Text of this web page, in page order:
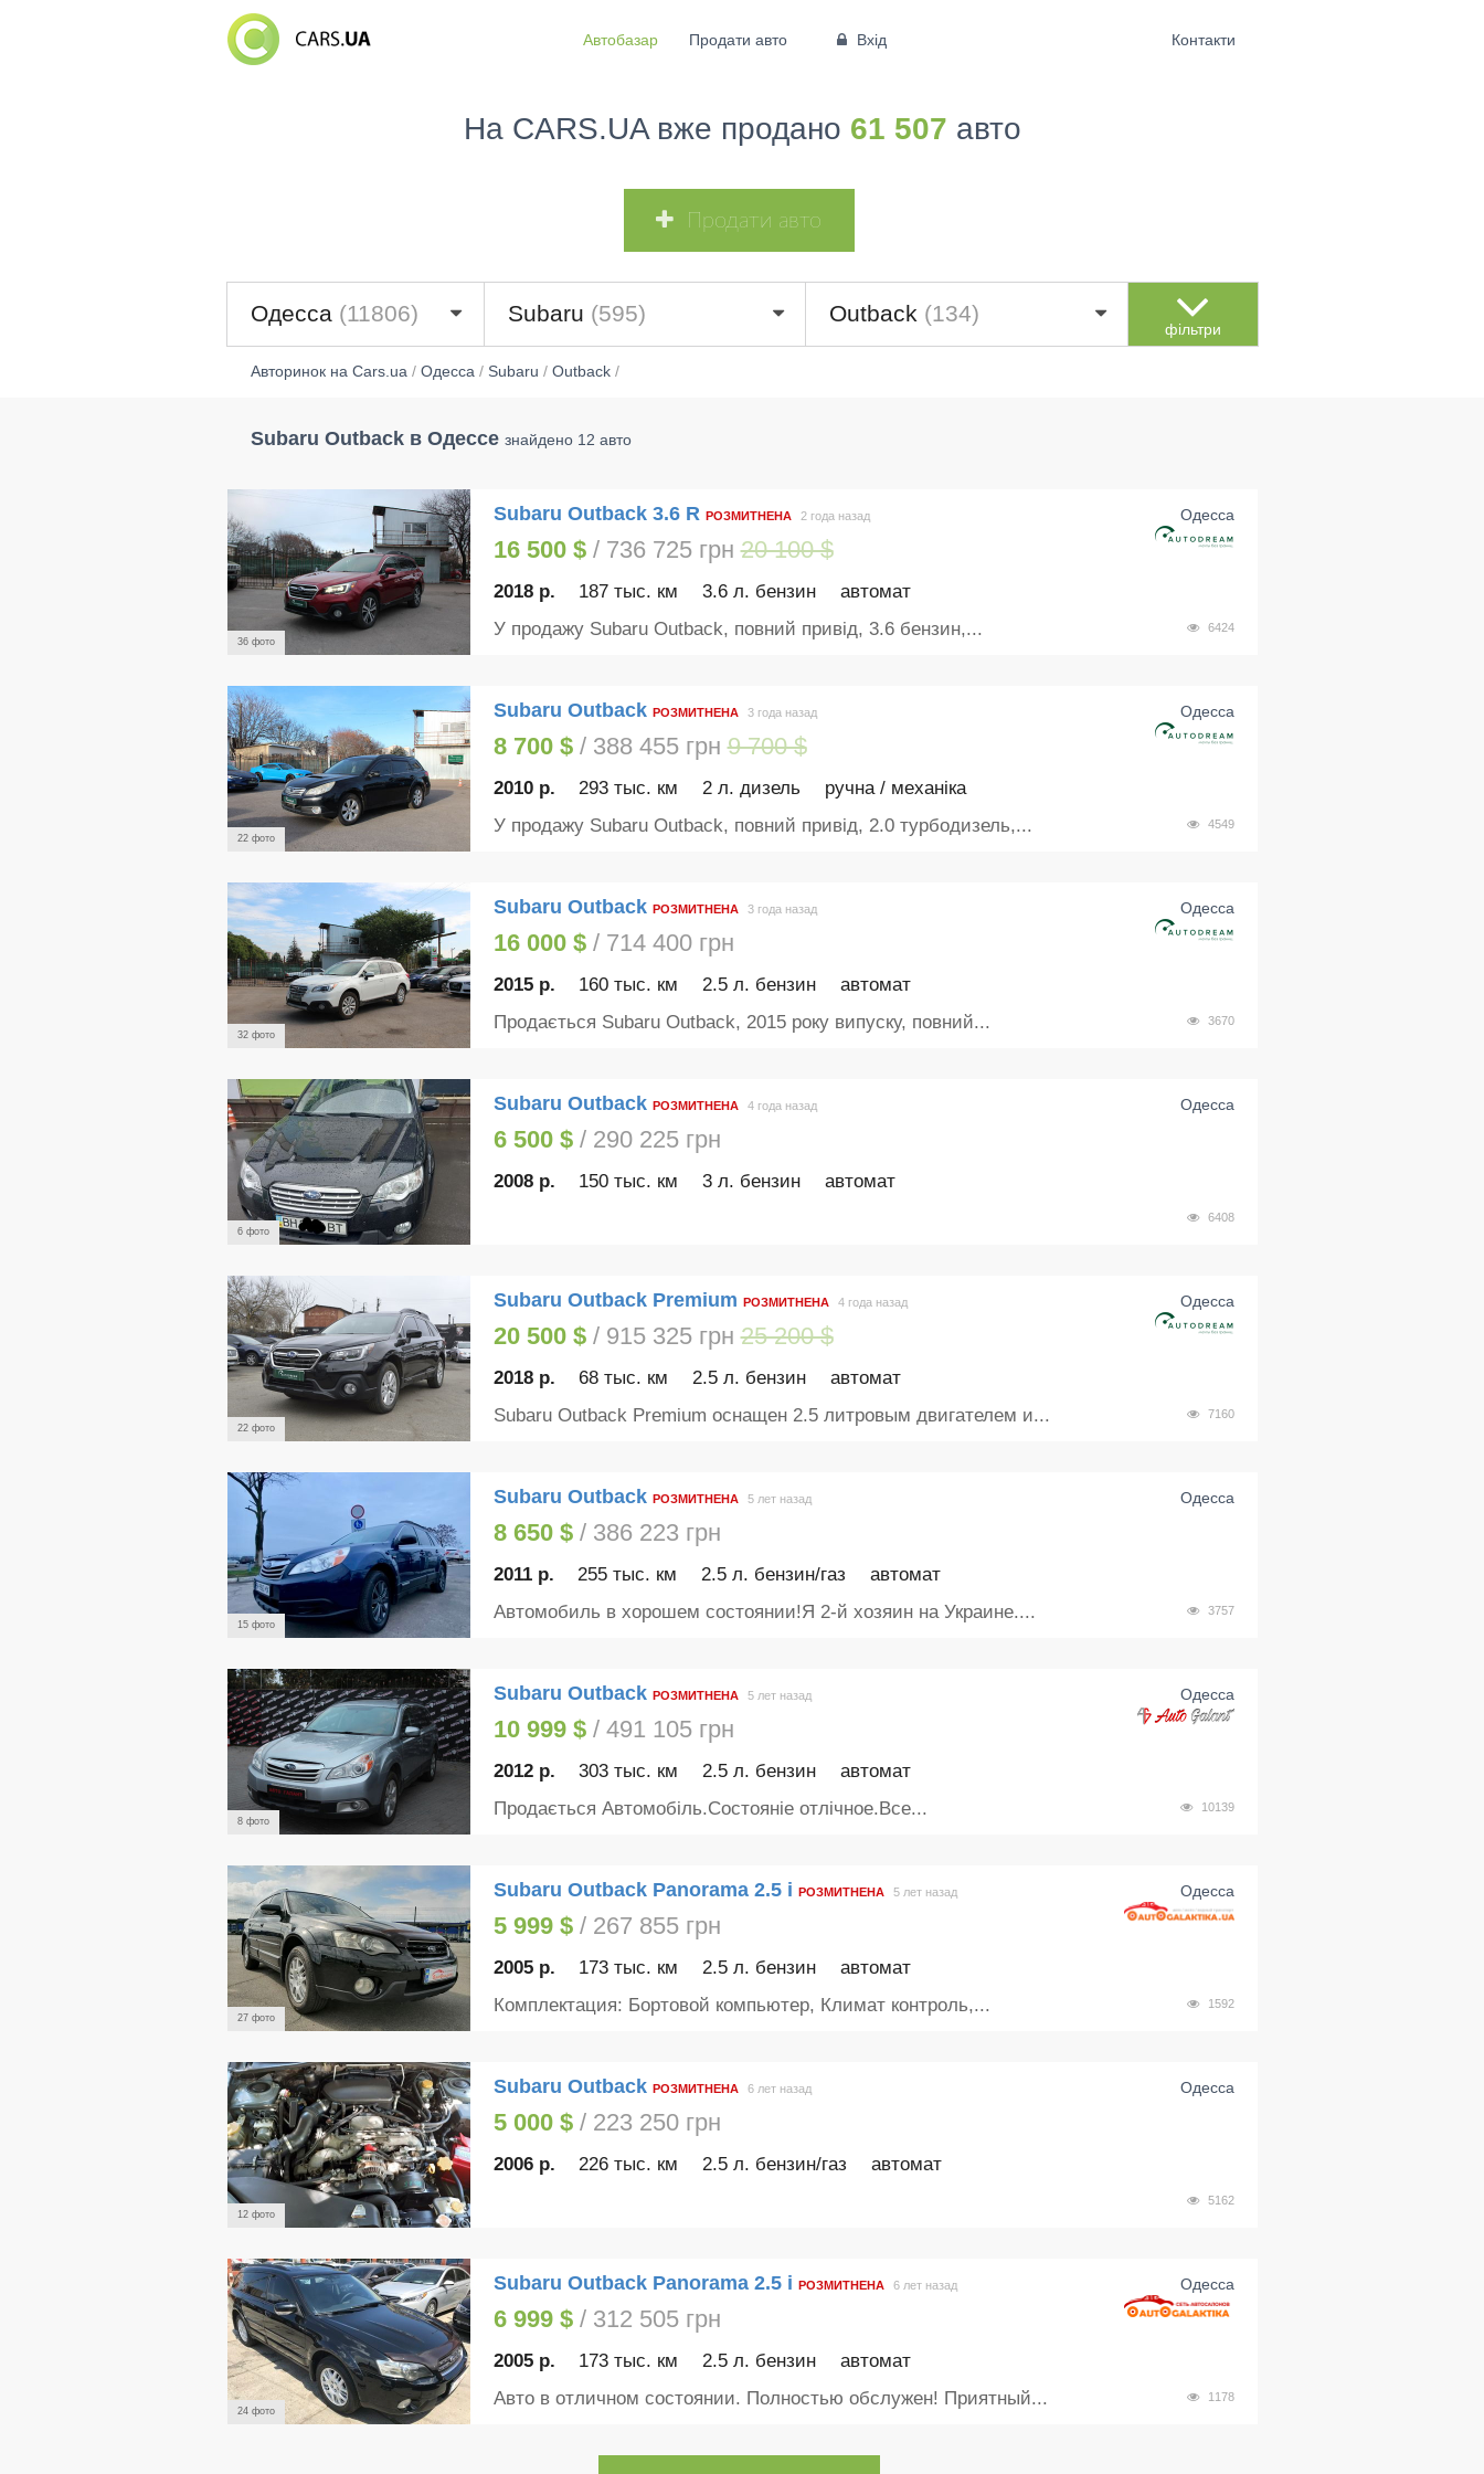
Автобазар Продати авто Вхід Контакти
На CARS.UA вже продано 61 507 авто
Продати авто
Одесса (11806) Subaru (595) Outback (134)
фільтри
Авторинок на Cars.ua/ Одесса/ Subaru / Outback/
Subaru Outback в Одессе знайдено 12 авто
36 фото
Subaru Outback 3.6 R РОЗМИТНЕНА Одесса
2 года назад
16 500 $/ 736 725 грн20 100 $
2018 р. 187 тыс. км 3.6 л. бензин автомат
6424
У продажу Subaru Outback, повний привід, 3.6 бензин,...
22 фото
Subaru Outback РОЗМИТНЕНА Одесса
3 года назад
8 700 $/ 388 455 грн9 700 $
2010 р. 293 тыс. км 2 л. дизель ручна / механіка
4549
У продажу Subaru Outback, повний привід, 2.0 турбодизель,...
32 фото
Subaru Outback РОЗМИТНЕНА Одесса
3 года назад
16 000 $/ 714 400 грн
2015 р. 160 тыс. км 2.5 л. бензин автомат
3670
Продається Subaru Outback, 2015 року випуску, повний...
6 фото
Subaru Outback РОЗМИТНЕНА Одесса
4 года назад
6 500 $/ 290 225 грн
2008 р. 150 тыс. км 3 л. бензин автомат
6408
22 фото
Subaru Outback Premium РОЗМИТНЕНА Одесса
4 года назад
20 500 $/ 915 325 грн25 200 $
2018 р. 68 тыс. км 2.5 л. бензин автомат
7160
Subaru Outback Premium оснащен 2.5 литровым двигателем и...
15 фото
Subaru Outback РОЗМИТНЕНА Одесса
5 лет назад
8 650 $/ 386 223 грн
2011 р. 255 тыс. км 2.5 л. бензин/газ автомат
3757
Автомобиль в хорошем состоянии!Я 2-й хозяин на Украине....
8 фото
Subaru Outback РОЗМИТНЕНА Одесса
5 лет назад
10 999 $/ 491 105 грн
2012 р. 303 тыс. км 2.5 л. бензин автомат
10139
Продається Автомобіль.Состояніе отлічное.Все...
27 фото
Subaru Outback Panorama 2.5 i РОЗМИТНЕНА Одесса
5 лет назад
5 999 $/ 267 855 грн
2005 р. 173 тыс. км 2.5 л. бензин автомат
1592
Комплектация: Бортовой компьютер, Климат контроль,...
12 фото
Subaru Outback РОЗМИТНЕНА Одесса
6 лет назад
5 000 $/ 223 250 грн
2006 р. 226 тыс. км 2.5 л. бензин/газ автомат
5162
24 фото
Subaru Outback Panorama 2.5 i РОЗМИТНЕНА Одесса
6 лет назад
6 999 $/ 312 505 грн
2005 р. 173 тыс. км 2.5 л. бензин автомат
1178
Авто в отличном состоянии. Полностью обслужен! Приятный...